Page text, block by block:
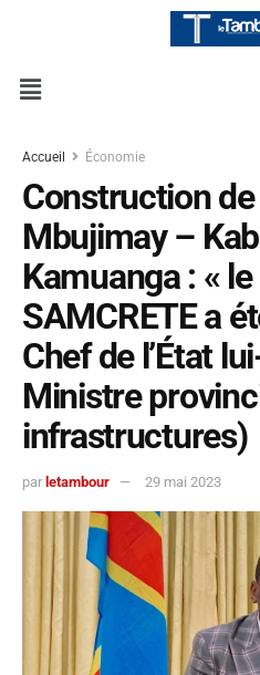
Accueil Économie
Construction de
Mbujimay –
Kamuanga : «
SAMCRETE a
Chef de l’État
Ministre
infrastructures)
par letambour 29 mai 2023